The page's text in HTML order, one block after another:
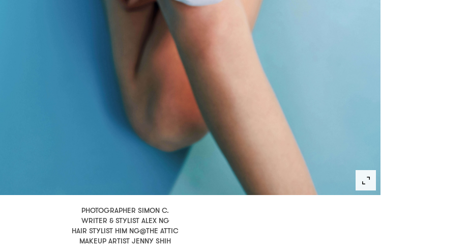
PHOTOGRAPHER SIMON C.
WRITER & STYLIST ALEX NG
HAIR STYLIST HIM NG@THE ATTIC
MAKEUP ARTIST JENNY SHIH